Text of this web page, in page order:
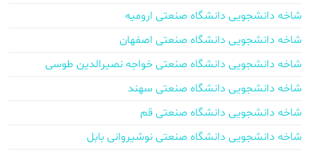
شاخه دانشجویی دانشگاه صنعتی ارومیه
شاخه دانشجویی دانشگاه صنعتی اصفهان
شاخه دانشجویی دانشگاه صنعتی خواجه نصیرالدین طوسی
شاخه دانشجویی دانشگاه صنعتی سهند
شاخه دانشجویی دانشگاه صنعتی قم
شاخه دانشجویی دانشگاه صنعتی نوشیروانی بابل